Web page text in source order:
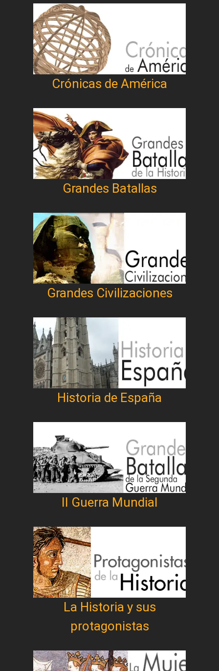
Crónicas de América
Grandes Batallas
Grandes Civilizaciones
Historia de España
II Guerra Mundial
La Historia y sus
protagonistas